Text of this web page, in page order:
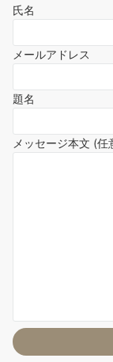
氏名
メールアドレス
題名
メッセージ本文 (任